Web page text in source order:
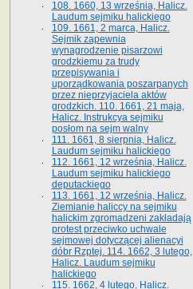
108. 1660, 13 września, Halicz.
Laudum sejmiku halickiego
109. 1661, 2 marca, Halicz.
Sejmik zapewnia
wynagrodzenie pisarzowi
grodzkiemu za trudy
przepisywania i
uporządkowania poszarpanych
przez nieprzyjaciela aktów
grodzkich. 110. 1661, 21 maja,
Halicz. Instrukcya sejmiku
posłom na sejm walny
111. 1661, 8 sierpnia, Halicz.
Laudum sejmiku halickiego
112. 1661, 12 września, Halicz.
Laudum sejmiku halickiego
deputackiego
113. 1661, 12 września, Halicz.
Ziemianie haliccy na sejmiku
halickim zgromadzeni zakładają
protest przeciwko uchwale
sejmowej dotyczącej alienacyi
dóbr Rzptej. 114. 1662, 3 lutego,
Halicz. Laudum sejmiku
halickiego
115. 1662, 4 lutego, Halicz.